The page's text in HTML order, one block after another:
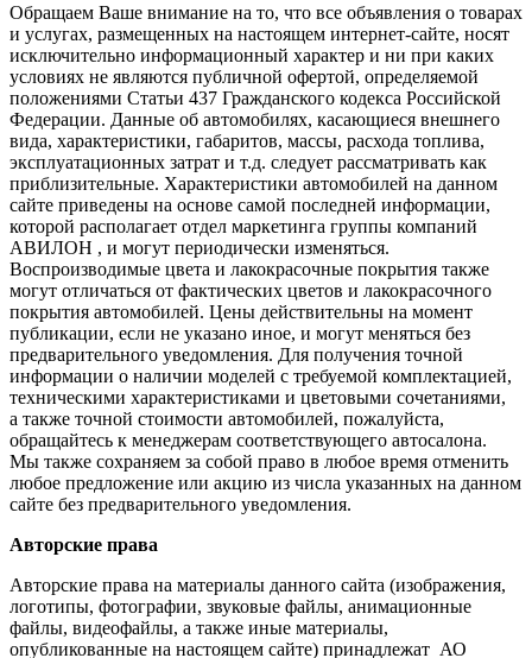
Обращаем Ваше внимание на то, что все объявления о товарах
и услугах, размещенных на настоящем интернет-сайте, носят
исключительно информационный характер и ни при каких
условиях не являются публичной офертой, определяемой
положениями Статьи 437 Гражданского кодекса Российской
Федерации. Данные об автомобилях, касающиеся внешнего
вида, характеристики, габаритов, массы, расхода топлива,
эксплуатационных затрат и т.д. следует рассматривать как
приблизительные. Характеристики автомобилей на данном
сайте приведены на основе самой последней информации,
которой располагает отдел маркетинга группы компаний
АВИЛОН , и могут периодически изменяться.
Воспроизводимые цвета и лакокрасочные покрытия также
могут отличаться от фактических цветов и лакокрасочного
покрытия автомобилей. Цены действительны на момент
публикации, если не указано иное, и могут меняться без
предварительного уведомления. Для получения точной
информации о наличии моделей с требуемой комплектацией,
техническими характеристиками и цветовыми сочетаниями,
а также точной стоимости автомобилей, пожалуйста,
обращайтесь к менеджерам соответствующего автосалона.
Мы также сохраняем за собой право в любое время отменить
любое предложение или акцию из числа указанных на данном
сайте без предварительного уведомления.
Авторские права
Авторские права на материалы данного сайта (изображения,
логотипы, фотографии, звуковые файлы, анимационные
файлы, видеофайлы, а также иные материалы,
опубликованные на настоящем сайте) принадлежат АО